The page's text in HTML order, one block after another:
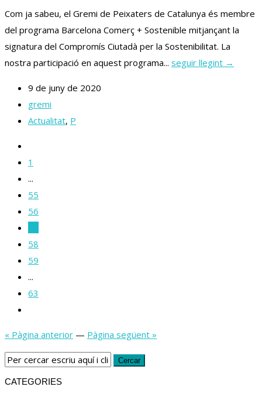
Com ja sabeu, el Gremi de Peixaters de Catalunya és membre
del programa Barcelona Comerç + Sostenible mitjançant la
signatura del Compromís Ciutadà per la Sostenibilitat. La
nostra participació en aquest programa... seguir llegint →
9 de juny de 2020
gremi
Actualitat, P
1
...
55
56
58
59
...
63
« Pàgina anterior — Pàgina següent »
CATEGORIES